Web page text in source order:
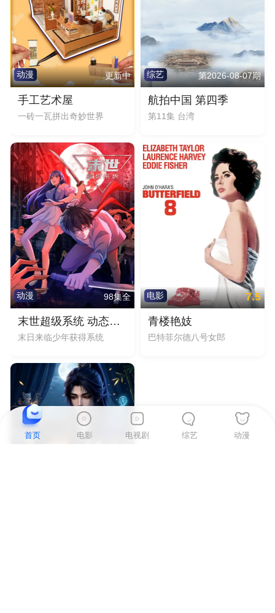
动漫 更新中
手工艺术屋
一砖一瓦拼出奇妙世界
动漫 98集全
末世超级系统 动态漫画
末日来临少年获得系统
综艺 第2026-08-07期
航拍中国 第四季
第11集 台湾
电影 7.5
青楼艳妓
巴特菲尔德八号女郎
首页 电影 电视剧 综艺 动漫